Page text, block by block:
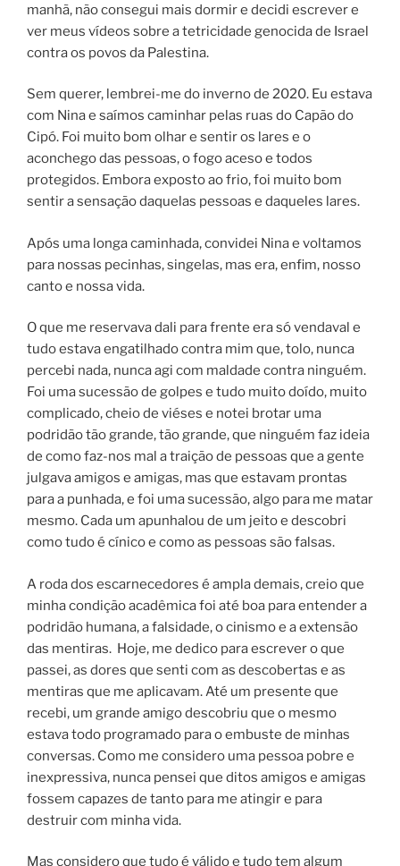
manhã, não consegui mais dormir e decidi escrever e
ver meus vídeos sobre a tetricidade genocida de Israel
contra os povos da Palestina.
Sem querer, lembrei-me do inverno de 2020. Eu estava
com Nina e saímos caminhar pelas ruas do Capão do
Cipó. Foi muito bom olhar e sentir os lares e o
aconchego das pessoas, o fogo aceso e todos
protegidos. Embora exposto ao frio, foi muito bom
sentir a sensação daquelas pessoas e daqueles lares.
Após uma longa caminhada, convidei Nina e voltamos
para nossas pecinhas, singelas, mas era, enfim, nosso
canto e nossa vida.
O que me reservava dali para frente era só vendaval e
tudo estava engatilhado contra mim que, tolo, nunca
percebi nada, nunca agi com maldade contra ninguém.
Foi uma sucessão de golpes e tudo muito doído, muito
complicado, cheio de viéses e notei brotar uma
podridão tão grande, tão grande, que ninguém faz ideia
de como faz-nos mal a traição de pessoas que a gente
julgava amigos e amigas, mas que estavam prontas
para a punhada, e foi uma sucessão, algo para me matar
mesmo. Cada um apunhalou de um jeito e descobri
como tudo é cínico e como as pessoas são falsas.
A roda dos escarnecedores é ampla demais, creio que
minha condição acadêmica foi até boa para entender a
podridão humana, a falsidade, o cinismo e a extensão
das mentiras. Hoje, me dedico para escrever o que
passei, as dores que senti com as descobertas e as
mentiras que me aplicavam. Até um presente que
recebi, um grande amigo descobriu que o mesmo
estava todo programado para o embuste de minhas
conversas. Como me considero uma pessoa pobre e
inexpressiva, nunca pensei que ditos amigos e amigas
fossem capazes de tanto para me atingir e para
destruir com minha vida.
Mas considero que tudo é válido e tudo tem algum